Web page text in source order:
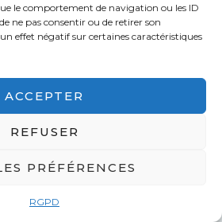
le comportement de navigation ou les ID
ne pas consentir ou de retirer son
effet négatif sur certaines caractéristiques
ACCEPTER
REFUSER
PRÉFÉRENCES
RGPD
-Verseau Web